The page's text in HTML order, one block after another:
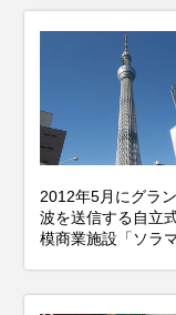
2012年5月にグラ
波を送信する自立
模商業施設「ソラ